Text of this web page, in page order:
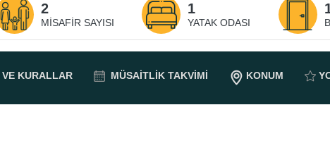
2
MISAFIR SAYISI
1
YATAK ODASI
VE KURALLAR MÜSAITLIK TAKVIMI KONUM